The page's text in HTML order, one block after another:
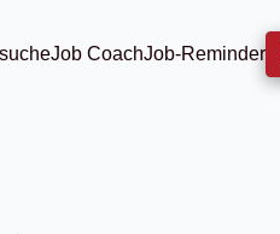
Job CoachJob-Reminder